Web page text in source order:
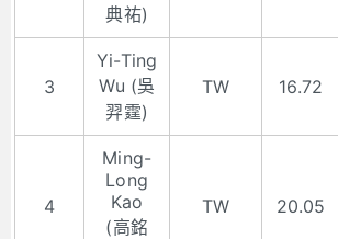
典祐)
3
Yi-Ting
Wu (吳
羿霆)
TW 16.72
4
Ming-
Long
Kao
(高銘
TW 20.05